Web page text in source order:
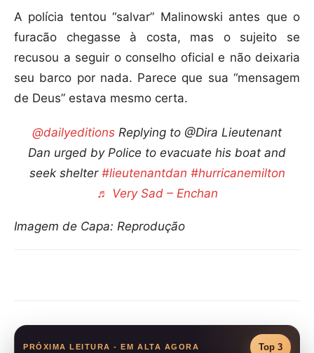
A polícia tentou “salvar” Malinowski antes que o
furacão chegasse à costa, mas o sujeito se
recusou a seguir o conselho oficial e não deixaria
seu barco por nada. Parece que sua “mensagem
de Deus” estava mesmo certa.
@dailyeditions Replying to @Dira Lieutenant
Dan urged by Police to evacuate his boat and
seek shelter #lieutenantdan #hurricanemilton
♬ Very Sad – Enchan
Imagem de Capa: Reprodução
PRÓXIMA LEITURA - EM ALTA AGORA Top 3